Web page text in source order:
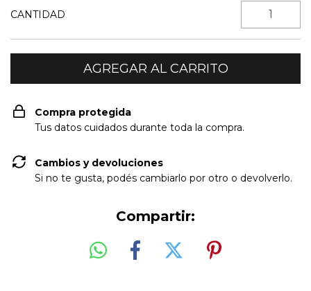
CANTIDAD
Compra protegida
Tus datos cuidados durante toda la compra.
Cambios y devoluciones
Si no te gusta, podés cambiarlo por otro o devolverlo.
Compartir: